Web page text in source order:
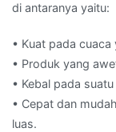
di antaranya yaitu:
• Kuat pada
• Produk yang
• Kebal pada
• Cepat dan
luas.